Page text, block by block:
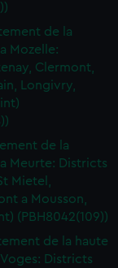
de la
Mozelle:
Clermont,
Longivry,
de la
Meurte: Districts
Mietel,
a Mousson,
(PBH8042(109))
de la haute
Districts